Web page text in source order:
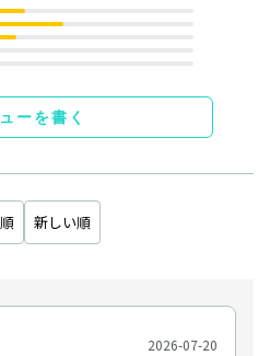
ーを書く
新しい順
2026-07-20